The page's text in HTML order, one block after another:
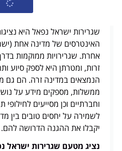
שגרירות ישראל נפאל היא
האינטרסים של מדינה אחת
אחרת. שגרירויות ממוקמות
זרות, ומטרתן היא לספק סיוע
הנמצאים במדינה זרה. הם גם
ממשלות, מספקים מידע על
וחברתיים וכן מסייעים לחילופי
לשמירה על יחסים טובים בין
יקבלו את ההגנה הדרושה להם.
נציג מטעם שגרירות ישראל